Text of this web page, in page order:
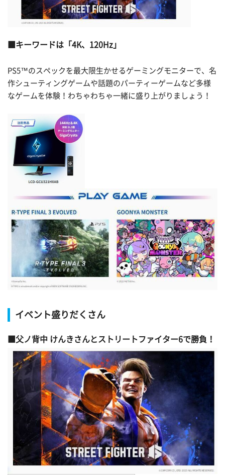
キーワードは「4K、120Hz」
PS5™のスペックを最大限生かせるゲーミングモニターで、名
作シューティングゲームや話題のパーティーゲームなど多様
なゲームを体験！わちゃわちゃ一緒に盛り上がりましょう！
イベント盛りだくさん
父ノ背中 けんきさんとストリートファイター6で勝負！